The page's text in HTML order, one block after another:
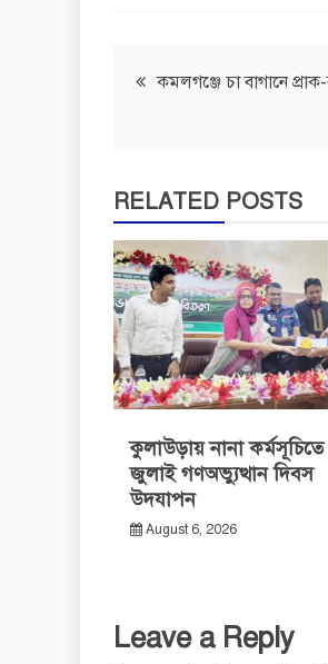
Postকমলগঞ্জে চা বাগানে
RELATED POSTS
কুলাউড়ায় নানা কর্মসূচিতে
জুলাই গণঅভ্যুত্থান দিবস
উদযাপন
August 6, 2026
Leave a Reply